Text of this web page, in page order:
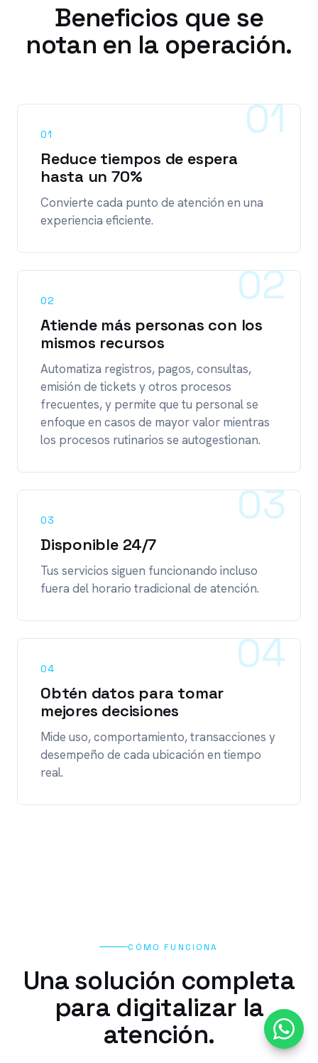
Beneficios que se
notan en la operación.
01
01
Reduce tiempos de espera
hasta un 70%
Convierte cada punto de atención en una
experiencia eficiente.
02
02
Atiende más personas con los
mismos recursos
Automatiza registros, pagos, consultas,
emisión de tickets y otros procesos
frecuentes, y permite que tu personal se
enfoque en casos de mayor valor mientras
los procesos rutinarios se autogestionan.
03
03
Disponible 24/7
Tus servicios siguen funcionando incluso
fuera del horario tradicional de atención.
04
04
Obtén datos para tomar
mejores decisiones
Mide uso, comportamiento, transacciones y
desempeño de cada ubicación en tiempo
real.
CÓMO FUNCIONA
Una solución completa
para digitalizar la
atención.